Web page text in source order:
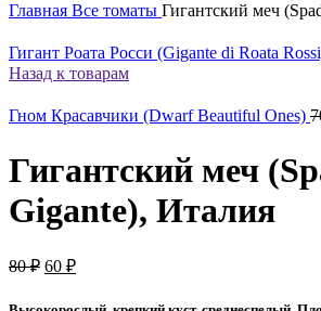
Главная Все томаты Гигантский меч
Гигант Роата Росси (Gigante di Roata
Назад к товарам
Гном Красавчики (Dwarf Beautiful Ones)
Гигантский меч
Gigante), Италия
80₽ Первоначальная
составляла
60 ₽Текущая
60 ₽.